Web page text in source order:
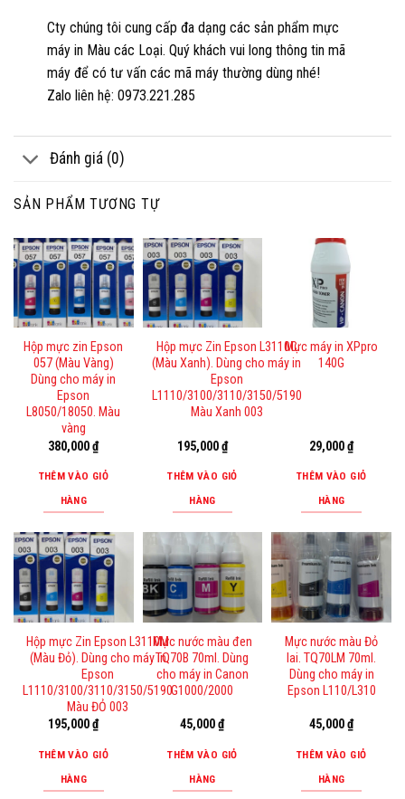
Cty chúng tôi cung cấp đa dạng các sản phẩm mực
máy in Màu các Loại. Quý khách vui long thông tin mã
máy để có tư vấn các mã máy thường dùng nhé!
Zalo liên hệ: 0973.221.285
Đánh giá (0)
SẢN PHẨM TƯƠNG TỰ
Hộp mực zin Epson
057 (Màu Vàng)
Dùng cho máy in
Epson
L8050/18050. Màu
vàng
380,000₫
THÊM VÀO GIỎ
HÀNG
Hộp mực Zin Epson L3110C
(Màu Xanh). Dùng cho máy in
Epson
L1110/3100/3110/3150/5190
Màu Xanh 003
195,000₫
THÊM VÀO GIỎ
HÀNG
Mực máy in XPpro
140G
29,000₫
THÊM VÀO GIỎ
HÀNG
Hộp mực Zin Epson L3110M
(Màu Đỏ). Dùng cho máy in
Epson
L1110/3100/3110/3150/5190
Màu ĐỎ 003
195,000₫
THÊM VÀO GIỎ
HÀNG
Mực nước màu đen
TQ70B 70ml. Dùng
cho máy in Canon
G1000/2000
45,000₫
THÊM VÀO GIỎ
HÀNG
Mực nước màu Đỏ
lai. TQ70LM 70ml.
Dùng cho máy in
Epson L110/L310
45,000₫
THÊM VÀO GIỎ
HÀNG